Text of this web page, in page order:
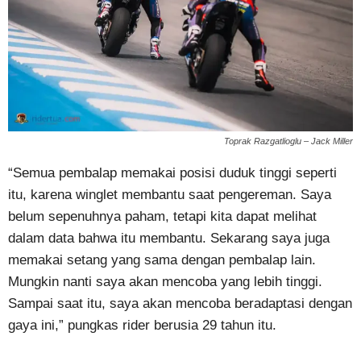
Toprak Razgatlioglu – Jack Miller
“Semua pembalap memakai posisi duduk tinggi seperti
itu, karena winglet membantu saat pengereman. Saya
belum sepenuhnya paham, tetapi kita dapat melihat
dalam data bahwa itu membantu. Sekarang saya juga
memakai setang yang sama dengan pembalap lain.
Mungkin nanti saya akan mencoba yang lebih tinggi.
Sampai saat itu, saya akan mencoba beradaptasi dengan
gaya ini,” pungkas rider berusia 29 tahun itu.